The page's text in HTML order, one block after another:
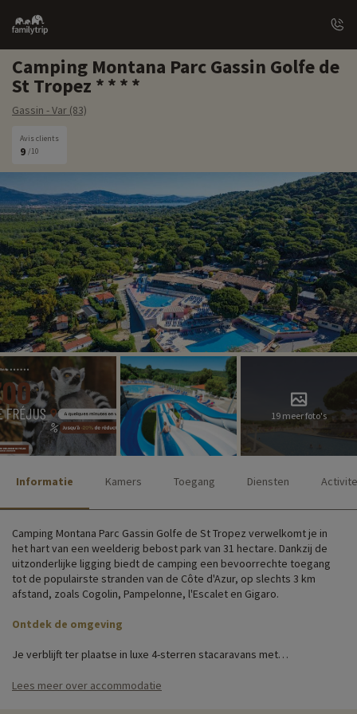
Family
trip
Camping Montana Parc Gassin Golfe de
St Tropez
Gassin - Var (83)
Avis clients
9 /10
19 meer foto's
Informatie Kamers Toegang Diensten
Camping Montana Parc Gassin Golfe de St Tropez verwelkomt je in
het hart van een weelderig bebost park van 31 hectare. Dankzij de
uitzonderlijke ligging biedt de camping een bevoorrechte toegang
tot de populairste stranden van de Côte d'Azur, op slechts 3 km
afstand, zoals Cogolin, Pampelonne, l'Escalet en Gigaro.
Ontdek de omgeving
Je verblijft ter plaatse in luxe 4-sterren stacaravans met
voor grote gezinnen.
Lees meer over accommodatie